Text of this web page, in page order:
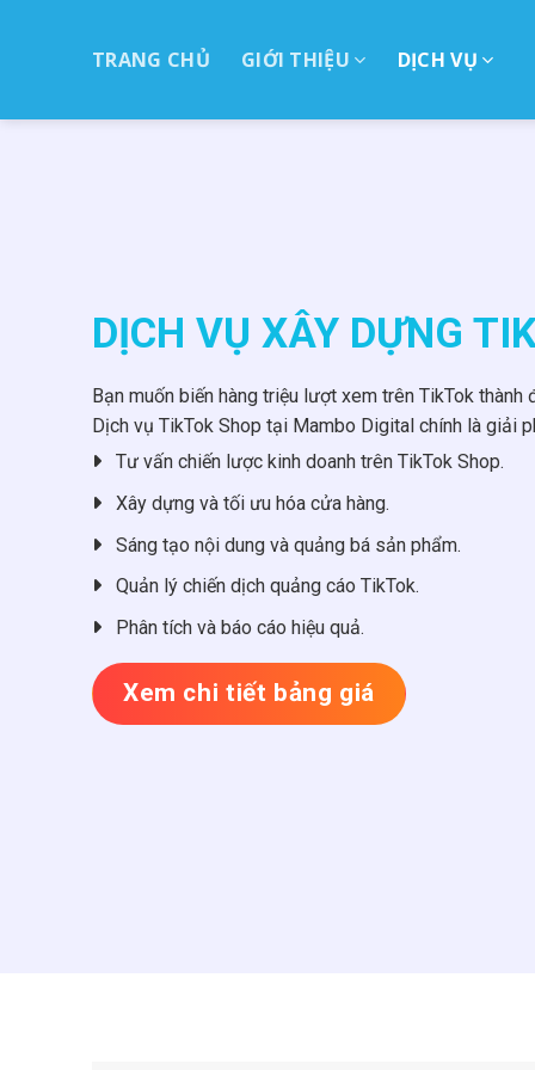
TRANG CHỦ GIỚI THIỆU DỊCH VỤ
DỊCH VỤ XÂY DỰNG
Bạn muốn biến hàng triệu lượt xem trên TikTok thành
Dịch vụ TikTok Shop tại Mambo Digital chính là giải
Tư vấn chiến lược kinh doanh trên TikTok Shop.
Xây dựng và tối ưu hóa cửa hàng.
Sáng tạo nội dung và quảng bá sản phẩm.
Quản lý chiến dịch quảng cáo TikTok.
Phân tích và báo cáo hiệu quả.
Xem chi tiết bảng giá